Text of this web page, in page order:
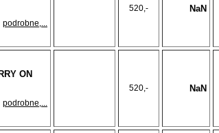
podrobne,...
520,- NaN
ON
podrobne,...
520,- NaN